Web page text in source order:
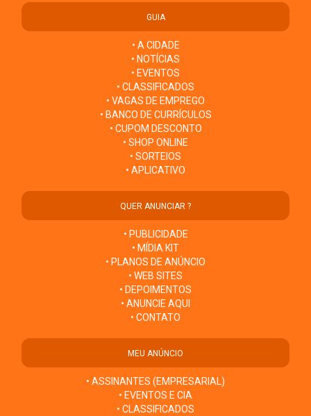
GUIA
• A CIDADE
• NOTÍCIAS
• EVENTOS
• CLASSIFICADOS
• VAGAS DE EMPREGO
• BANCO DE CURRÍCULOS
• CUPOM DESCONTO
• SHOP ONLINE
• SORTEIOS
• APLICATIVO
QUER ANUNCIAR ?
• PUBLICIDADE
• MÍDIA KIT
• PLANOS DE ANÚNCIO
• WEB SITES
• DEPOIMENTOS
• ANUNCIE AQUI
• CONTATO
MEU ANÚNCIO
• ASSINANTES (EMPRESARIAL)
• EVENTOS E CIA
• CLASSIFICADOS